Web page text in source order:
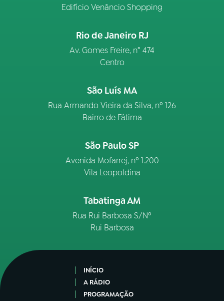
Edifício Venâncio Shopping
Rio de Janeiro RJ
Av. Gomes Freire, n° 474
Centro
São Luís MA
Rua Armando Vieira da Silva, nº 126
Bairro de Fátima
São Paulo SP
Avenida Mofarrej, nº 1.200
Vila Leopoldina
Tabatinga AM
Rua Rui Barbosa S/Nº
Rui Barbosa
INÍCIO
A RÁDIO
PROGRAMAÇÃO